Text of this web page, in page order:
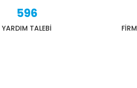
596
YARDIM TALEBİ